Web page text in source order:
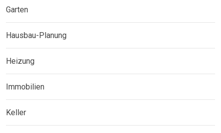
Garten
Hausbau-Planung
Heizung
Immobilien
Keller